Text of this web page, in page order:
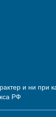
и ни
РФ